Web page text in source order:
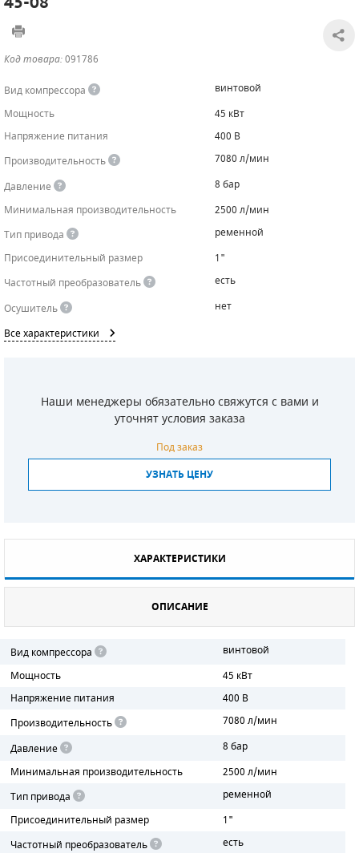
Код товара:091786
Вид компрессора
винтовой
Мощность
45 кВт
Напряжение питания
400 В
Производительность
7080 л/мин
Давление
8 бар
Минимальная производительность
2500 л/мин
Тип привода
ременной
Присоединительный размер
1"
Частотный преобразователь
есть
Осушитель
нет
Все характеристики
Наши менеджеры обязательно свяжутся с вами и
уточнят условия заказа
Под заказ
УЗНАТЬ ЦЕНУ
ХАРАКТЕРИСТИКИ
ОПИСАНИЕ
Вид компрессора
винтовой
Мощность
45 кВт
Напряжение питания
400 В
Производительность
7080 л/мин
Давление
8 бар
Минимальная производительность
2500 л/мин
Тип привода
ременной
Присоединительный размер
1"
Частотный преобразователь
есть
САДОВАЯ ТЕХНИКА
ЧИЛЛЕРЫ
КАНАЛИЗАЦИОННЫЕ НАСОСЫ
БЕНЗИНОВЫЕ МОТОПОМПЫ
ТАЛИ И ТЕЛЬФЕРЫ
ОСВЕТИТЕЛЬНЫЕ МАЧТЫ
КОНТРОЛЛЕРЫ (БЛОКИ УПРАВЛЕНИЯ)
ПРЕДОХРАНИТЕЛЬНЫЕ КЛАПАНЫ
ОБРАТНЫЕ КЛАПАНЫ
РЕЛЕ ДАВЛЕНИЯ ДЛЯ ДЛЯ КОМПРЕССОРОВ
ДАТЧИКИ
РУКАВА ВЫСОКОГО ДАВЛЕНИЯ (РВД)
ЗАПЧАСТИ ДЛЯ ВИНТОВЫХ КОМПРЕССОРОВ
ФИЛЬТРОВ
ДИЗЕЛЬНЫЕ ДВИГАТЕЛИ
ДЕТАЛИ ДВС
МОТОРНОЕ МАСЛО
РАДИАТОРЫ
ПОРШНЕВЫЕ БЛОКИ
ДЕТАЛИ СПИРАЛЬНЫХ КОМПРЕССОРОВ